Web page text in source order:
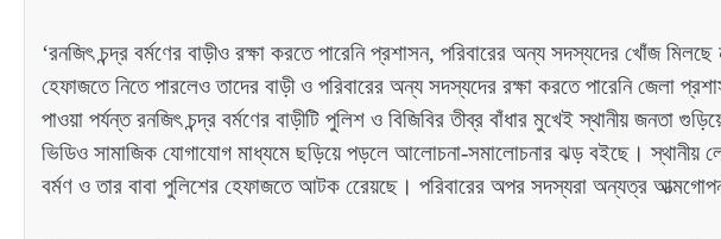
‘রনজিৎ চন্দ্র বর্মণের বাড়ীও রক্ষা করতে পারেনি প্রশাসন, পরিবারের অন্য সদস্যদের খোঁজ মিলছে
হেফাজতে নিতে পারলেও তাদের বাড়ী ও পরিবারের অন্য সদস্যদের রক্ষা করতে পারেনি জেলা
পাওয়া পর্যন্ত রনজিৎ চন্দ্র বর্মণের বাড়ীটি পুলিশ ও বিজিবির তীব্র বাঁধার মুখেই স্থানীয় জনতা
ভিডিও সামাজিক যোগাযোগ মাধ্যমে ছড়িয়ে পড়লে আলোচনা-সমালোচনার ঝড় বইছে। স্থানীয়
বর্মণ ও তার বাবা পুলিশের হেফাজতে আটক রেেয়ছে। পরিবারের অপর সদস্যরা অন্যত্র